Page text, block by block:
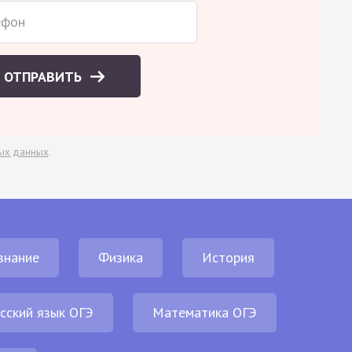
ОТПРАВИТЬ
данных.
Физика История
язык ОГЭ Математика ОГЭ